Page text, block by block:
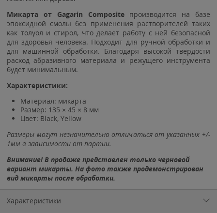
Микарта от Gagarin Composite производится на базе
эпоксидной смолы без применения растворителей таких
как толуол и стирол, что делает работу с ней безопасной
для здоровья человека. Подходит для ручной обработки и
для машинной обработки. Благодаря высокой твердости
расход абразивного материала и режущего инструмента
будет минимальным.
Характеристики:
Материал: микарта
Размер: 135 × 45 × 8 мм
Цвет: Black, Yellow
Размеры могут незначительно отличаться от указанных +/-
1мм в зависимости от партии.
Внимание! В продаже представлен только черновой
вариант микарты. На фото также продемонстрирован
вид микарты после обработки.
Характеристики